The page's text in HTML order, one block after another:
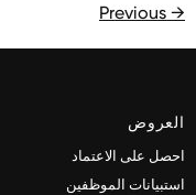
→
العروض
احصل على الاعتماد
استبيانات الموظفين